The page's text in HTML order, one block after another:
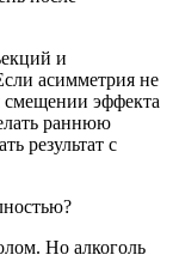
и
асимметрия не
эффекта
раннюю
результат с
Но алкоголь